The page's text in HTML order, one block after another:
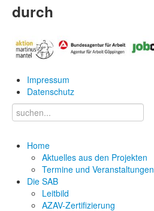
durch
Impressum
Datenschutz
Home
Aktuelles aus den Projekten
Termine und Veranstaltungen
Die SAB
Leitbild
AZAV-Zertifizierung